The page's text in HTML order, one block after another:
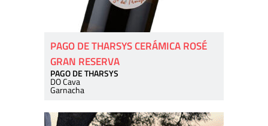
PAGO DE THARSYS CERÁMICA ROSÉ
GRAN RESERVA
PAGO DE THARSYS
DO Cava
Garnacha